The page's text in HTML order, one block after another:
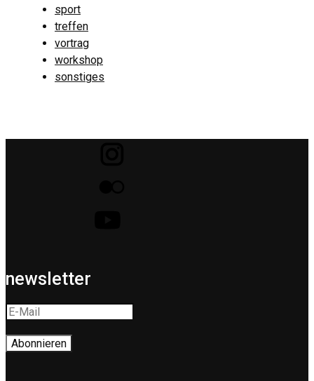
sport
treffen
vortrag
workshop
sonstiges
newsletter